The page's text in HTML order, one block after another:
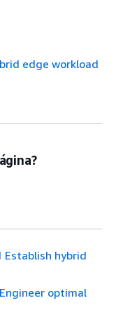
edge workload
Establish hybrid
Engineer optimal